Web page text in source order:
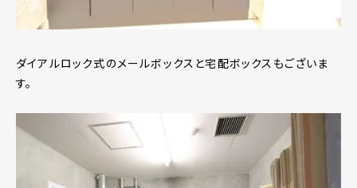
ダイアルロック式のメールボックスと宅配ボックスもございま
す。